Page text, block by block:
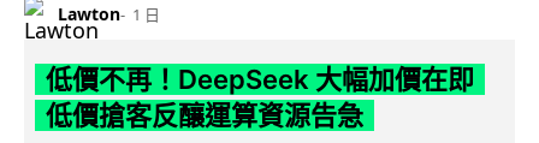
Lawton 1 日
低價不再！DeepSeek 大幅加價在即
低價搶客反釀運算資源告急